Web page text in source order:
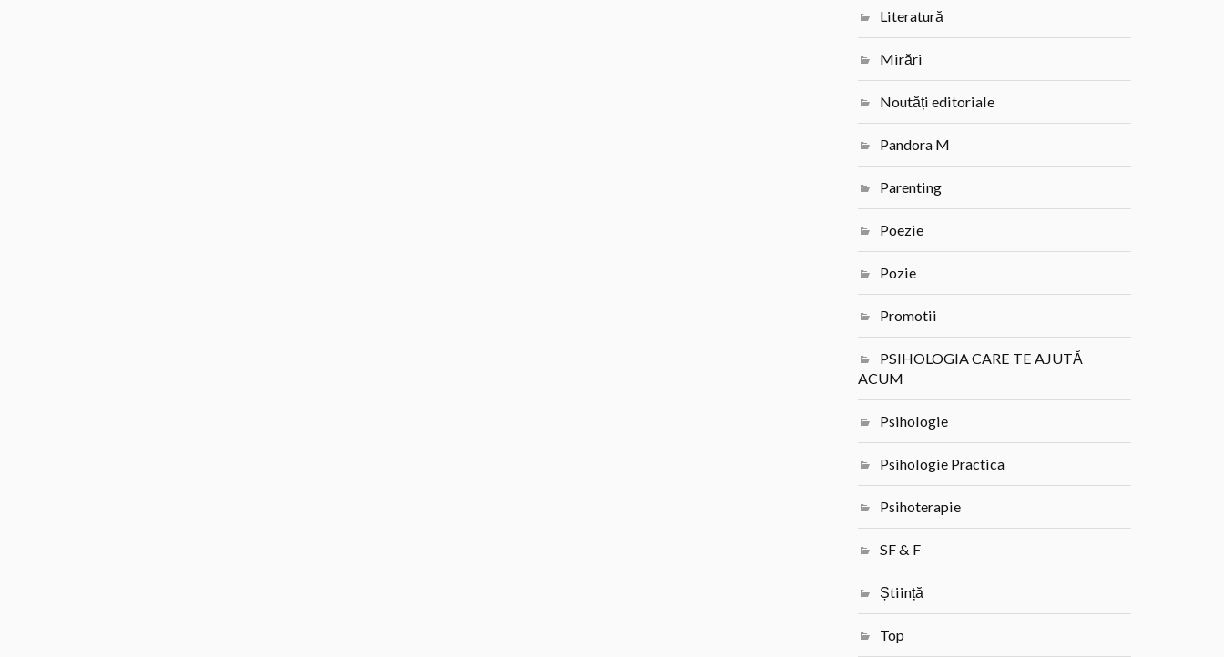
Literatură
Mirări
Noutăți editoriale
Pandora M
Parenting
Poezie
Pozie
Promotii
PSIHOLOGIA CARE TE AJUTĂ
ACUM
Psihologie
Psihologie Practica
Psihoterapie
SF & F
Știință
Top